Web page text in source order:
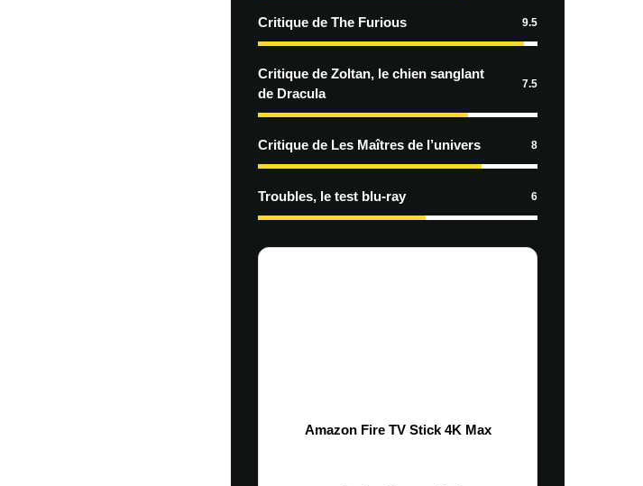
Critique de The Furious 9.5
Critique de Zoltan, le chien sanglant
de Dracula
7.5
Critique de Les Maîtres de l’univers 8
Troubles, le test blu-ray 6
Amazon Fire TV Stick 4K Max